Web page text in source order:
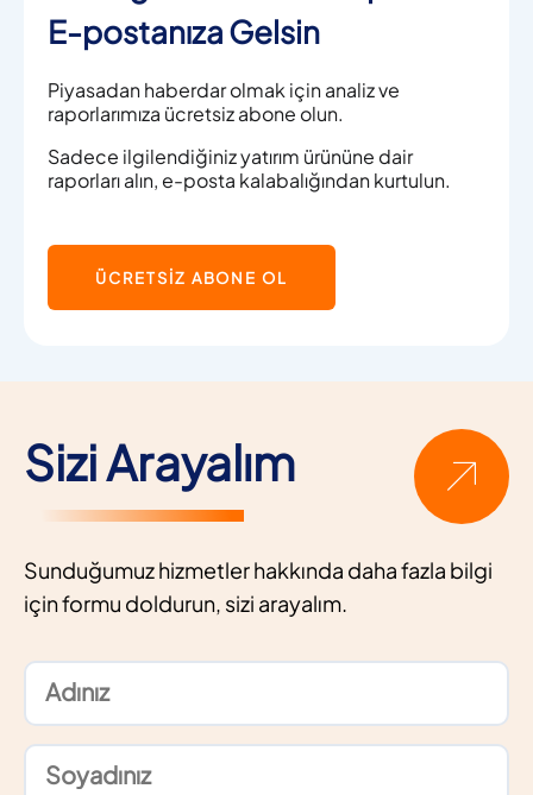
E-postanıza Gelsin
Piyasadan haberdar olmak için analiz ve
raporlarımıza ücretsiz abone olun.
Sadece ilgilendiğiniz yatırım ürününe dair
raporları alın, e-posta kalabalığından kurtulun.
ÜCRETSİZ ABONE OL
Sizi Arayalım
Sunduğumuz hizmetler hakkında daha fazla bilgi
için formu doldurun, sizi arayalım.